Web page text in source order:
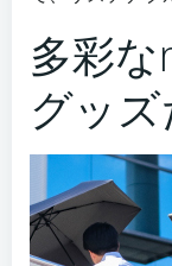
多彩
グッズ